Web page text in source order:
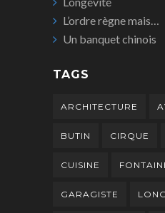
L’ordre règne mais…
Un banquet chinois
TAGS
ARCHITECTURE
BUTIN CIRQUE
CUISINE
GARAGISTE